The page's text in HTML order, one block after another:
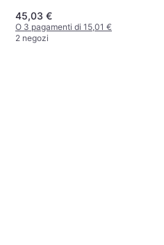
45,03 €
O 3 pagamenti di 15,01 €
2 negozi